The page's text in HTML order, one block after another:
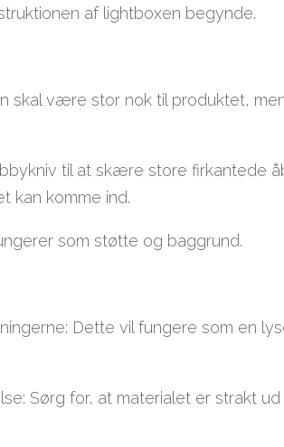
af lightboxen begynde.
skal være stor nok til produktet,
til at skære store firkantede
kan komme ind.
som støtte og baggrund.
Dette vil fungere som en
Sørg for, at materialet er strakt